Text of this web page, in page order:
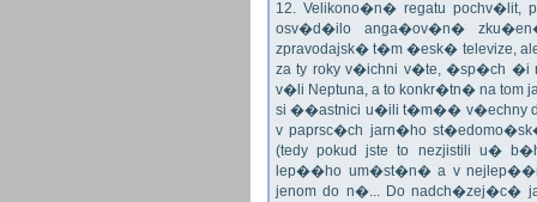
12. Velikono�n� regatu
osv�d�ilo anga�ov�n�
zpravodajsk� t�m �esk� televize,
za ty roky v�ichni v�te, �sp�ch
v�li Neptuna, a to konkr�tn� na tom
si ��astnici u�ili t�m�� v�echny
v paprsc�ch jarn�ho
(tedy pokud jste to nezjistili u�
lep��ho um�st�n� a v
jenom do n�... Do nadch�zej�c�